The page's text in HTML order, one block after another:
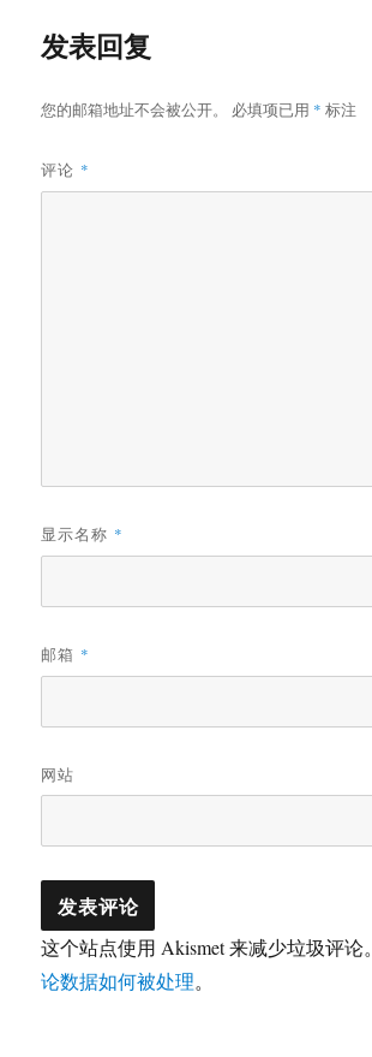
发表回复
您的邮箱地址不会被公开。 必填项已用 * 标注
评论 *
显示名称 *
邮箱 *
网站
这个站点使用 Akismet 来减少垃圾评论。
论数据如何被处理。